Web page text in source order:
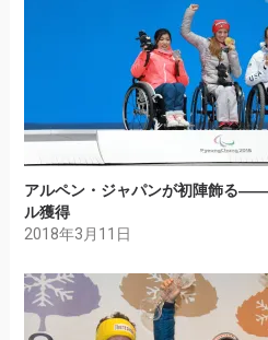
アルペン・ジャパンが初陣飾る
ル獲得
2018年3月11日